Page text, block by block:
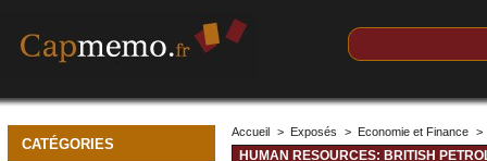
CATÉGORIES
Accueil > Exposés > Economie et Finance >
HUMAN RESOURCES: BRITISH